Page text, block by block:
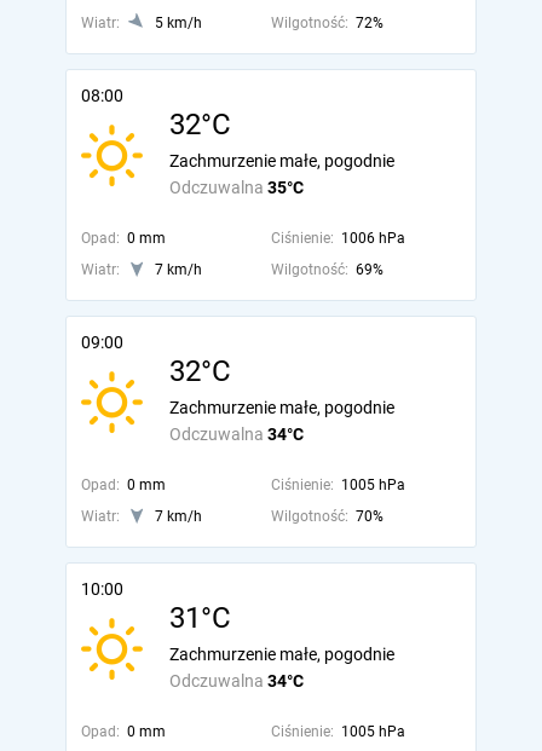
Wiatr: 5 km/h Wilgotność: 72%
08:00
32°C
Odczuwalna 35°C
Zachmurzenie małe, pogodnie
Opad: 0 mm Ciśnienie: 1006 hPa
Wiatr:
7 km/h Wilgotność: 69%
09:00
32°C
Odczuwalna 34°C
Zachmurzenie małe, pogodnie
Opad: 0 mm Ciśnienie: 1005 hPa
Wiatr:
7 km/h Wilgotność: 70%
10:00
31°C
Odczuwalna 34°C
Zachmurzenie małe, pogodnie
Opad: 0 mm Ciśnienie: 1005 hPa